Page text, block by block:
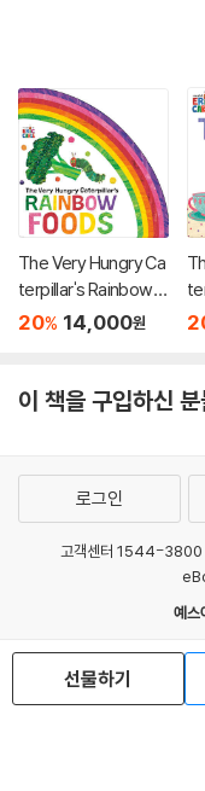
The Very Hungry Ca
terpillar's Rainbow F
oods
20% 14,000원
이 책을 구입하신
선물하기
로그인
고객센터 1544-3800
예스
이용약관